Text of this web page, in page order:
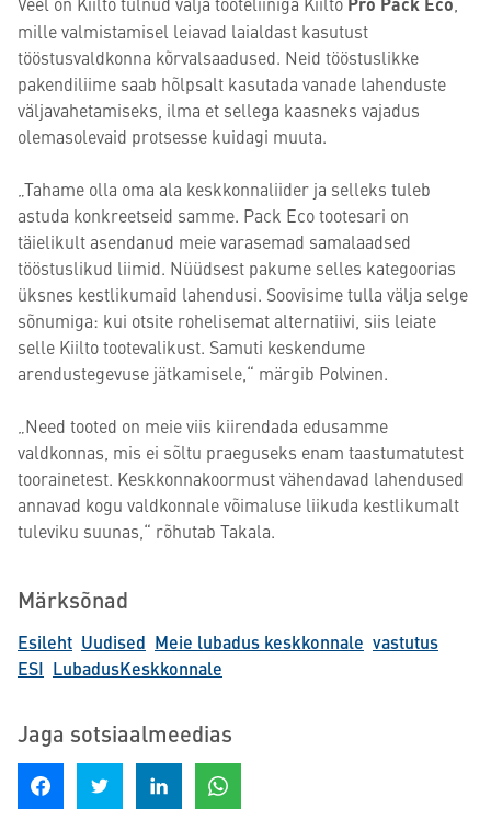
mille valmistamisel leiavad laialdast kasutust
tööstusvaldkonna kõrvalsaadused. Neid tööstuslikke
pakendiliime saab hõlpsalt kasutada vanade lahenduste
väljavahetamiseks, ilma et sellega kaasneks vajadus
olemasolevaid protsesse kuidagi muuta.
„Tahame olla oma ala keskkonnaliider ja selleks tuleb
astuda konkreetseid samme. Pack Eco tootesari on
täielikult asendanud meie varasemad samalaadsed
tööstuslikud liimid. Nüüdsest pakume selles kategoorias
üksnes kestlikumaid lahendusi. Soovisime tulla välja selge
sõnumiga: kui otsite rohelisemat alternatiivi, siis leiate
selle Kiilto tootevalikust. Samuti keskendume
arendustegevuse jätkamisele,“ märgib Polvinen.
„Need tooted on meie viis kiirendada edusamme
valdkonnas, mis ei sõltu praeguseks enam taastumatutest
toorainetest. Keskkonnakoormust vähendavad lahendused
annavad kogu valdkonnale võimaluse liikuda kestlikumalt
tuleviku suunas,“ rõhutab Takala.
Märksõnad
Esileht Uudised Meie lubadus keskkonnale vastutus
ESI LubadusKeskkonnale
Jaga sotsiaalmeedias
Jaga FacebookisJagage Twitteris Jaga LinkedInis